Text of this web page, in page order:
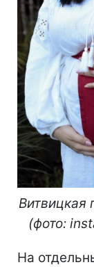
Витвицкая
(фото:
На